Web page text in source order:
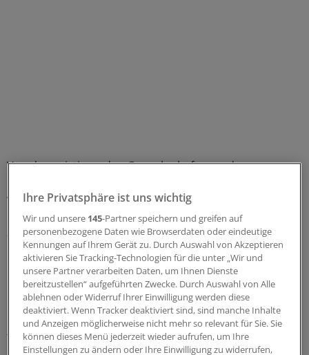
Von den existierenden Gewerkschaften und
vertreten, "weil der Gesetzgeber durch seine ständigen
Eingriffe die Selbstbestimmung der Ärzte systematisch
zerstört hat", wie es am Freitag hieß.(dpa)
Schlagworte:
Berufspolitik
Ihre Privatsphäre ist uns wichtig
Wir und unsere 145-Partner speichern und greifen auf
personenbezogene Daten wie Browserdaten oder eindeutige
Kennungen auf Ihrem Gerät zu. Durch Auswahl von Akzeptieren
aktivieren Sie Tracking-Technologien für die unter „Wir und
unsere Partner verarbeiten Daten, um Ihnen Dienste
bereitzustellen“ aufgeführten Zwecke. Durch Auswahl von Alle
ablehnen oder Widerruf Ihrer Einwilligung werden diese
deaktiviert. Wenn Tracker deaktiviert sind, sind manche Inhalte
und Anzeigen möglicherweise nicht mehr so relevant für Sie. Sie
können dieses Menü jederzeit wieder aufrufen, um Ihre
Einstellungen zu ändern oder Ihre Einwilligung zu widerrufen,